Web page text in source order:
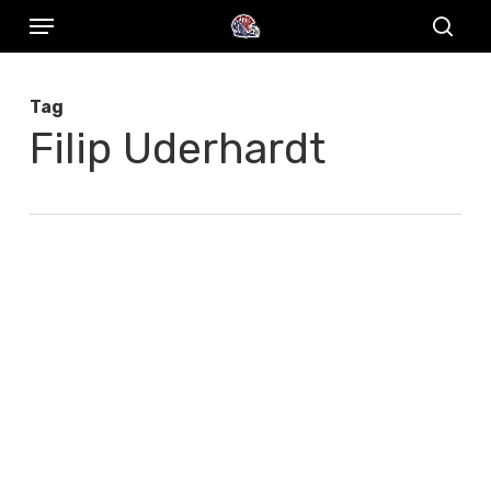
Skip
content
Menu
Tag
Filip Uderhardt